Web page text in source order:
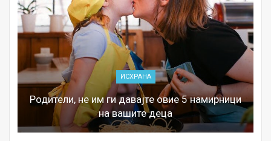
ИСХРАНА
Родители, не им ги давајте овие 5 намирници
на вашите деца